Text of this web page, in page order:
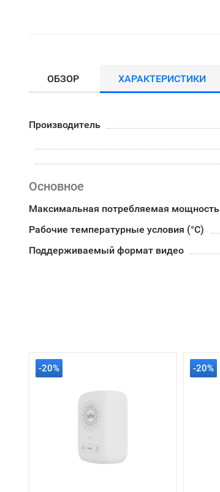
ОБЗОР ХАРАКТЕРИСТИКИ
Производитель
Основное
Максимальная потребляемая мощность
Рабочие температурные условия (°С)
Поддерживаемый формат видео
-20% -20%